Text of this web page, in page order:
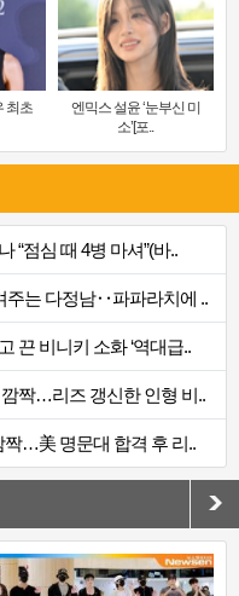
엔믹스 설윤 ‘눈부신 미
소’[포..
“점심 때 4병 마셔”(바..
주는 다정남‥파파라치에 ..
끈 비니키 소화 ‘역대급..
짝…리즈 갱신한 인형 비..
짝…美 명문대 합격 후 리..